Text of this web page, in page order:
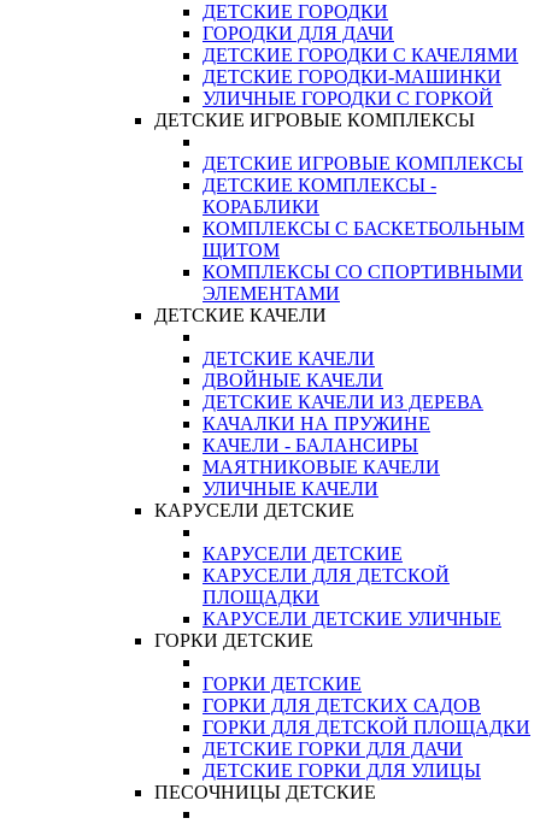
ДЕТСКИЕ ГОРОДКИ
ГОРОДКИ ДЛЯ ДАЧИ
ДЕТСКИЕ ГОРОДКИ С КАЧЕЛЯМИ
ДЕТСКИЕ ГОРОДКИ-МАШИНКИ
УЛИЧНЫЕ ГОРОДКИ С ГОРКОЙ
ДЕТСКИЕ ИГРОВЫЕ КОМПЛЕКСЫ
ДЕТСКИЕ ИГРОВЫЕ КОМПЛЕКСЫ
ДЕТСКИЕ КОМПЛЕКСЫ -
КОРАБЛИКИ
КОМПЛЕКСЫ С БАСКЕТБОЛЬНЫМ
ЩИТОМ
КОМПЛЕКСЫ СО СПОРТИВНЫМИ
ЭЛЕМЕНТАМИ
ДЕТСКИЕ КАЧЕЛИ
ДЕТСКИЕ КАЧЕЛИ
ДВОЙНЫЕ КАЧЕЛИ
ДЕТСКИЕ КАЧЕЛИ ИЗ ДЕРЕВА
КАЧАЛКИ НА ПРУЖИНЕ
КАЧЕЛИ - БАЛАНСИРЫ
МАЯТНИКОВЫЕ КАЧЕЛИ
УЛИЧНЫЕ КАЧЕЛИ
КАРУСЕЛИ ДЕТСКИЕ
КАРУСЕЛИ ДЕТСКИЕ
КАРУСЕЛИ ДЛЯ ДЕТСКОЙ
ПЛОЩАДКИ
КАРУСЕЛИ ДЕТСКИЕ УЛИЧНЫЕ
ГОРКИ ДЕТСКИЕ
ГОРКИ ДЕТСКИЕ
ГОРКИ ДЛЯ ДЕТСКИХ САДОВ
ГОРКИ ДЛЯ ДЕТСКОЙ ПЛОЩАДКИ
ДЕТСКИЕ ГОРКИ ДЛЯ ДАЧИ
ДЕТСКИЕ ГОРКИ ДЛЯ УЛИЦЫ
ПЕСОЧНИЦЫ ДЕТСКИЕ